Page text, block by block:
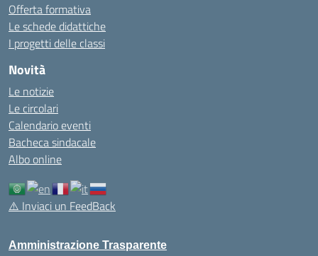
Offerta formativa
Le schede didattiche
I progetti delle classi
Novità
Le notizie
Le circolari
Calendario eventi
Bacheca sindacale
Albo online
⚠️ Inviaci un FeedBack
Amministrazione Trasparente